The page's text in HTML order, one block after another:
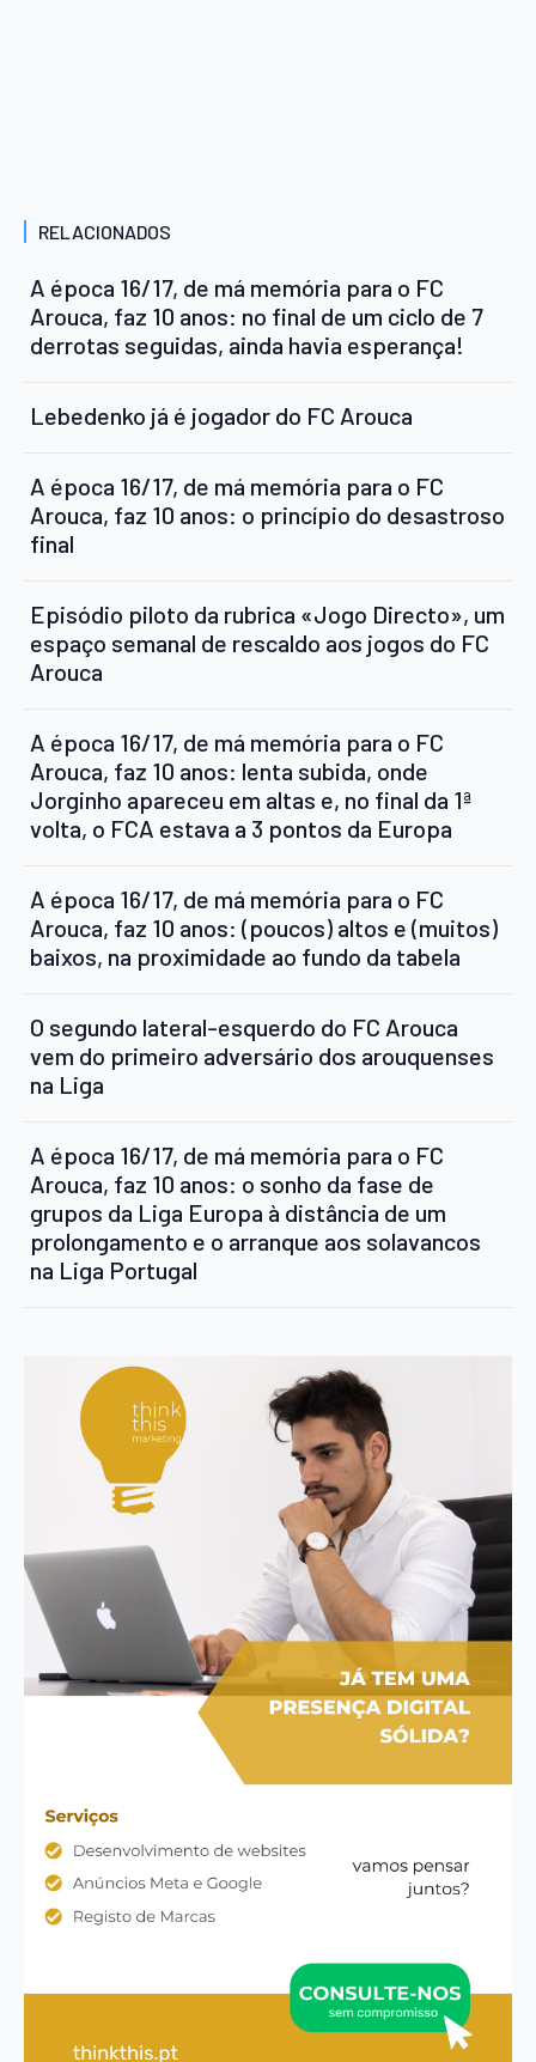
RELACIONADOS
A época 16/17, de má memória para o FC
Arouca, faz 10 anos: no final de um ciclo de 7
derrotas seguidas, ainda havia esperança!
Lebedenko já é jogador do FC Arouca
A época 16/17, de má memória para o FC
Arouca, faz 10 anos: o princípio do desastroso
final
Episódio piloto da rubrica «Jogo Directo», um
espaço semanal de rescaldo aos jogos do FC
Arouca
A época 16/17, de má memória para o FC
Arouca, faz 10 anos: lenta subida, onde
Jorginho apareceu em altas e, no final da 1ª
volta, o FCA estava a 3 pontos da Europa
A época 16/17, de má memória para o FC
Arouca, faz 10 anos: (poucos) altos e (muitos)
baixos, na proximidade ao fundo da tabela
O segundo lateral-esquerdo do FC Arouca
vem do primeiro adversário dos arouquenses
na Liga
A época 16/17, de má memória para o FC
Arouca, faz 10 anos: o sonho da fase de
grupos da Liga Europa à distância de um
prolongamento e o arranque aos solavancos
na Liga Portugal